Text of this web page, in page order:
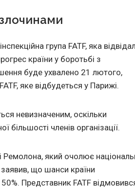
група FATF, яка
країни у боротьбі з
буде ухвалено 21 лютого,
яке відбудеться у Парижі.
невизначеним, оскільки
більшості членів організації.
Ремолона, який очолює
що шанси країни
Представник FATF